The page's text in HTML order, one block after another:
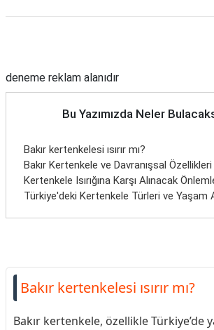
deneme reklam alanıdır
Bu Yazımızda Neler
Bakır kertenkelesi ısırır mı?
Bakır Kertenkele ve Davranışsal Özellikleri
Kertenkele Isırığına Karşı Alınacak
Türkiye'deki Kertenkele Türleri ve Yaşam
Bakır kertenkelesi ısırır mı?
Bakır kertenkele, özellikle Türkiye’de